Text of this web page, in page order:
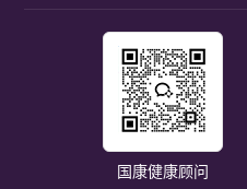
国康健康顾问